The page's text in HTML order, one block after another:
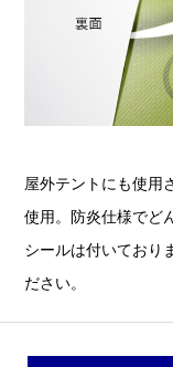
屋外テントにも使用
使用。防炎仕様でど
シールは付いており
ださい。